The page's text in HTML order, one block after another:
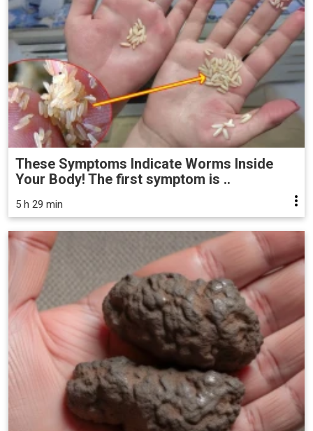
These Symptoms Indicate Worms Inside
Your Body! The first symptom is ..
5 h 29 min